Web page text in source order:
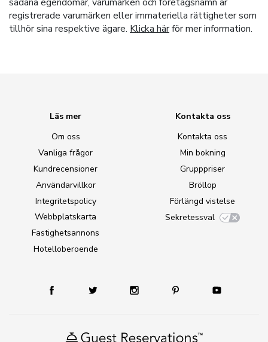
registrerade varumärken eller immateriella rättigheter som
tillhör sina respektive ägare. Klicka härför mer information.
Läs mer
Om oss
Vanliga frågor
Kundrecensioner
Användarvillkor
Integritetspolicy
Webbplatskarta
Fastighetsannons
Hotelloberoende
Kontakta oss
Kontakta oss
Min bokning
Grupppriser
Bröllop
Förlängd vistelse
Sekretessval